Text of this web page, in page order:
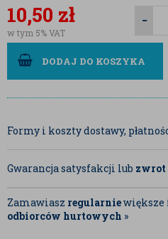
10,50 zł
w tym 5% VAT
DODAJ DO KOSZYKA
Formy i koszty dostawy,
Gwarancja satysfakcji lub zwrot
Zamawiasz regularniewiększe
odbiorców hurtowych »